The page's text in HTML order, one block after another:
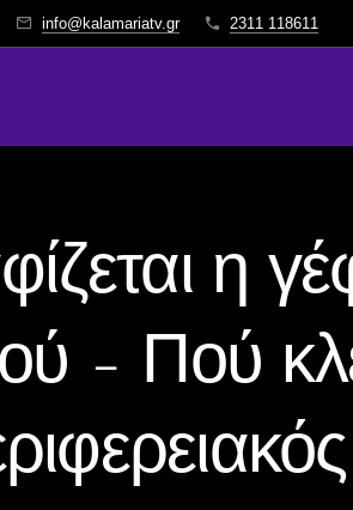
info@kalamariatv.gr 2311 118611
η
– Πού